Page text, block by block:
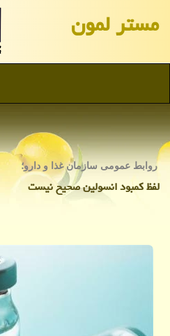
مستر لمون
روابط عمومی سازمان غذا و دارو؛
لفظ كمبود انسولین صحیح نیست